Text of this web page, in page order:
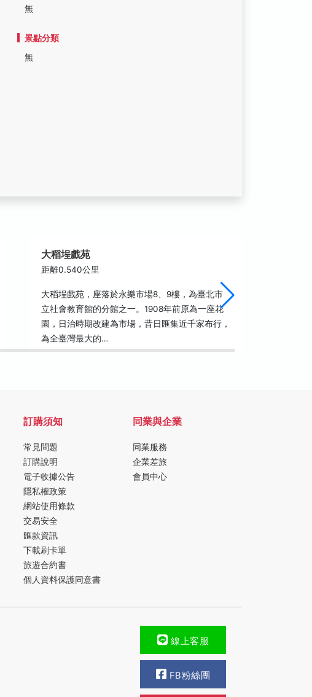
無
景點分類
無
大稻埕戲苑
距離0.540公里
大稻埕戲苑，座落於永樂市場8、9樓，為臺北市
立社會教育館的分館之一。1908年前原為一座花
園，日治時期改建為市場，昔日匯集近千家布行，
為全臺灣最大的…
訂購須知
常見問題
訂購說明
電子收據公告
隱私權政策
網站使用條款
交易安全
匯款資訊
下載刷卡單
旅遊合約書
個人資料保護同意書
同業與企業
同業服務
企業差旅
會員中心
線上客服
FB粉絲團